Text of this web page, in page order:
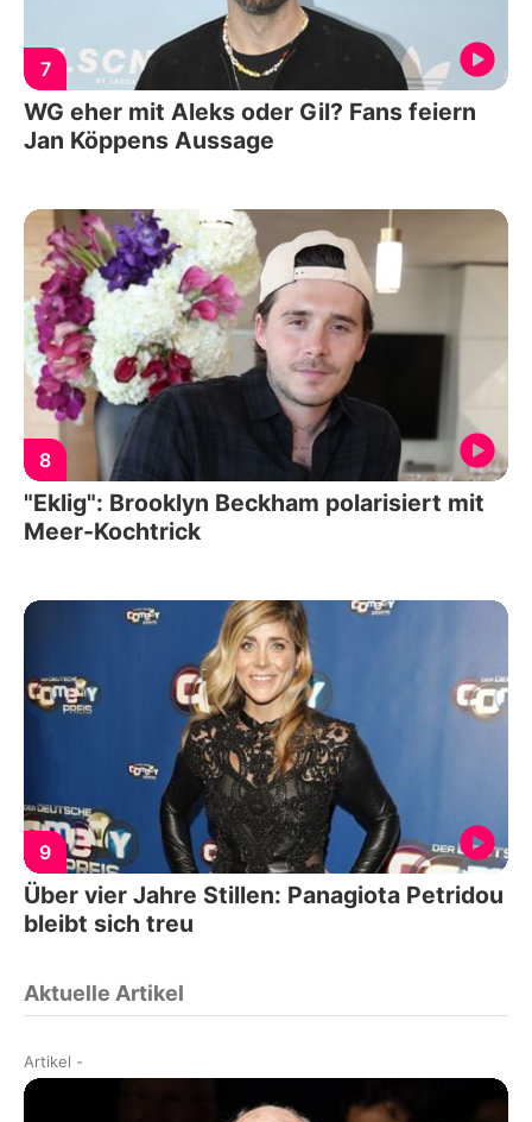
7
WG eher mit Aleks oder Gil? Fans feiern
Jan Köppens Aussage
8
"Eklig": Brooklyn Beckham polarisiert mit
Meer-Kochtrick
9
Über vier Jahre Stillen: Panagiota Petridou
bleibt sich treu
Aktuelle Artikel
Artikel -